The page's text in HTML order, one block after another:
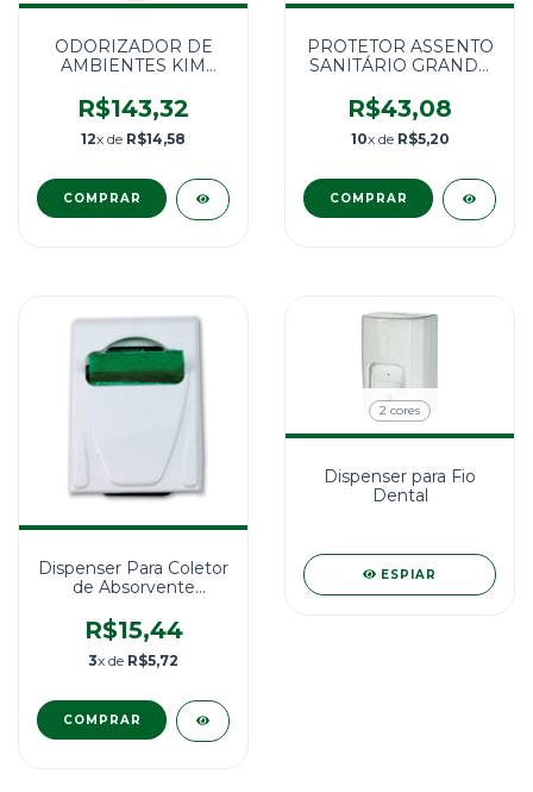
ODORIZADOR DE
AMBIENTES KIM
R$143,32
12x de R$14,58
PROTETOR ASSENTO
SANITÁRIO GRANDE
R$43,08
10x de R$5,20
Dispenser Para Coletor
de Absorvente
R$15,44
3x de R$5,72
2 cores
Dispenser para Fio
Dental
ESPIAR